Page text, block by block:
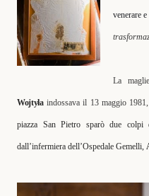
venerare e
La
Wojtyła indossava il 13 maggio
piazza San Pietro sparò due
dall’infermiera dell’Ospedale Gemelli,